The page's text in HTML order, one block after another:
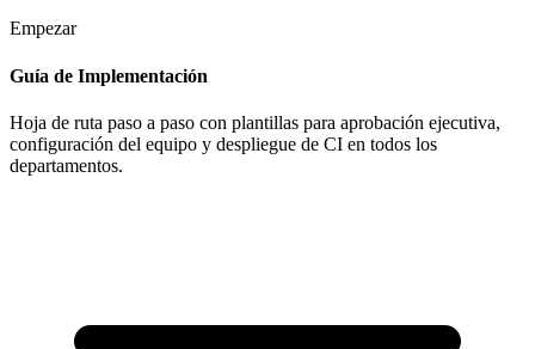
Empezar
Guía de Implementación
Hoja de ruta paso a paso con plantillas para aprobación ejecutiva,
configuración del equipo y despliegue de CI en todos los
departamentos.